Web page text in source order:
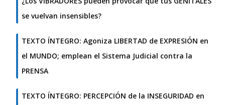
se vuelvan insensibles?
TEXTO ÍNTEGRO: Agoniza LIBERTAD de EXPRESIÓN en
el MUNDO; emplean el Sistema Judicial contra la
PRENSA
TEXTO ÍNTEGRO: PERCEPCIÓN de la INSEGURIDAD en